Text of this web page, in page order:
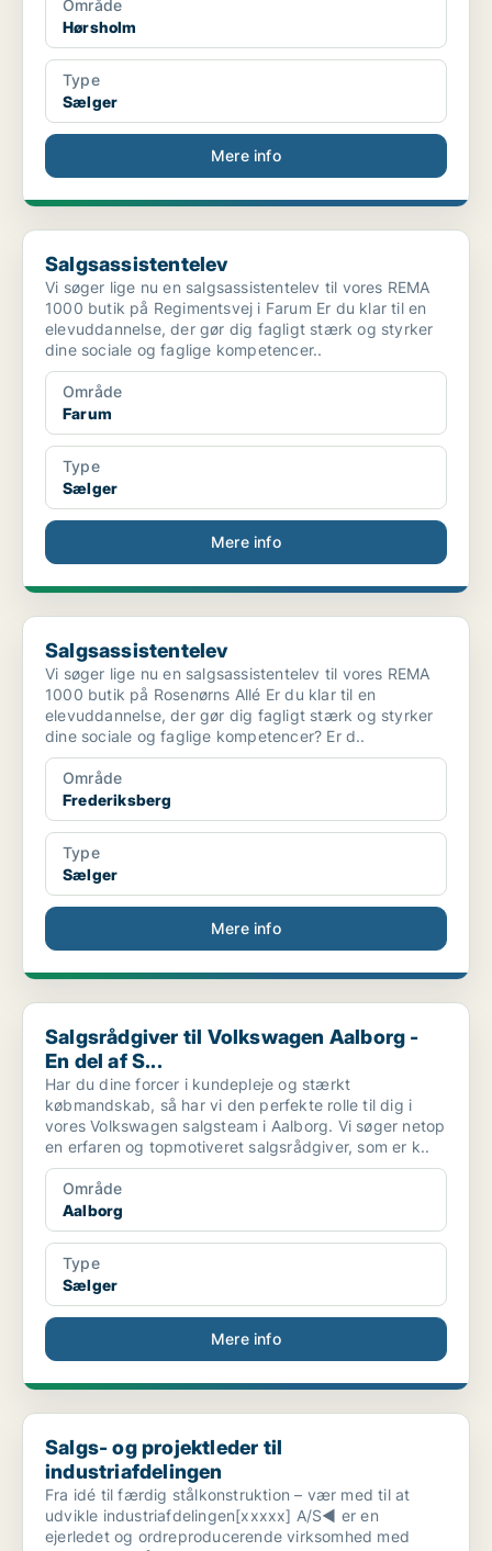
Område
Hørsholm
Type
Sælger
Mere info
Salgsassistentelev
Salgsassistentelev
Vi søger lige nu en salgsassistentelev til vores REMA
1000 butik på Regimentsvej i Farum Er du klar til en
elevuddannelse, der gør dig fagligt stærk og styrker
dine sociale og faglige kompetencer..
Område
Farum
Type
Sælger
Mere info
Salgsassistentelev
Salgsassistentelev
Vi søger lige nu en salgsassistentelev til vores REMA
1000 butik på Rosenørns Allé Er du klar til en
elevuddannelse, der gør dig fagligt stærk og styrker
dine sociale og faglige kompetencer? Er d..
Område
Frederiksberg
Type
Sælger
Mere info
Salgsrådgiver til Volkswagen Aalborg - En del af S...
Salgsrådgiver til Volkswagen Aalborg -
En del af S...
Har du dine forcer i kundepleje og stærkt
købmandskab, så har vi den perfekte rolle til dig i
vores Volkswagen salgsteam i Aalborg. Vi søger netop
en erfaren og topmotiveret salgsrådgiver, som er k..
Område
Aalborg
Type
Sælger
Mere info
Salgs- og projektleder til industriafdelingen
Salgs- og projektleder til
industriafdelingen
Fra idé til færdig stålkonstruktion – vær med til at
udvikle industriafdelingen[xxxxx] A/S◀ er en
ejerledet og ordreproducerende virksomhed med